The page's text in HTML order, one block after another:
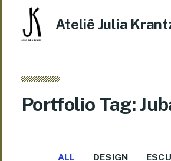
Ateliê Julia
Portfolio Tag:
ALL DESIGN